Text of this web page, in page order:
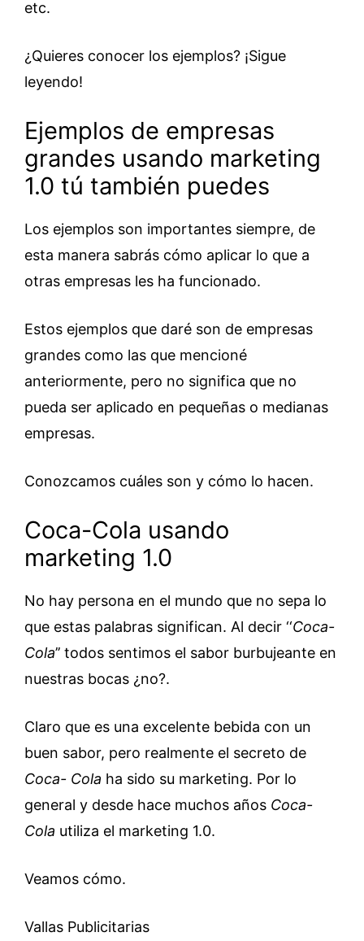
etc.
¿Quieres conocer los ejemplos? ¡Sigue
leyendo!
Ejemplos de empresas
grandes usando marketing
1.0 tú también puedes
Los ejemplos son importantes siempre, de
esta manera sabrás cómo aplicar lo que a
otras empresas les ha funcionado.
Estos ejemplos que daré son de empresas
grandes como las que mencioné
anteriormente, pero no significa que no
pueda ser aplicado en pequeñas o medianas
empresas.
Conozcamos cuáles son y cómo lo hacen.
Coca-Cola usando
marketing 1.0
No hay persona en el mundo que no sepa lo
que estas palabras significan. Al decir ‘‘Coca-
Cola’’ todos sentimos el sabor burbujeante en
nuestras bocas ¿no?.
Claro que es una excelente bebida con un
buen sabor, pero realmente el secreto de
Coca- Cola ha sido su marketing. Por lo
general y desde hace muchos años Coca-
Cola utiliza el marketing 1.0.
Veamos cómo.
Vallas Publicitarias